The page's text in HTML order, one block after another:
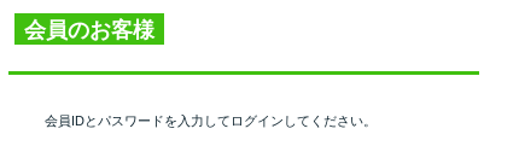
会員のお客様
会員IDとパスワードを入力してログインしてください。